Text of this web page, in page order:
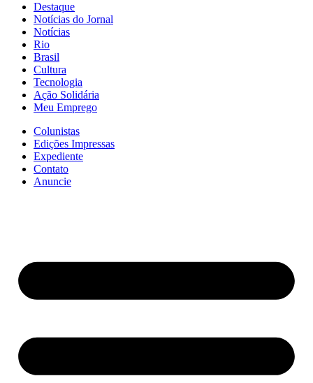
Destaque
Notícias do Jornal
Notícias
Rio
Brasil
Cultura
Tecnologia
Ação Solidária
Meu Emprego
Colunistas
Edições Impressas
Expediente
Contato
Anuncie